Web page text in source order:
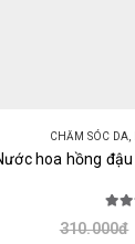
CHĂM SÓC DA,
310.000đ